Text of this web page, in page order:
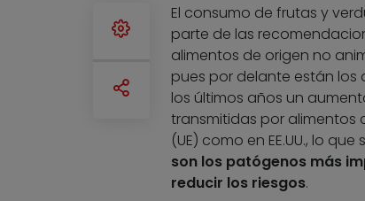
El consumo de frutas y
parte de las
alimentos de origen no
pues por delante están
los últimos años un
transmitidas por alimentos
(UE) como en EE.UU., lo
son los patógenos más
reducir los riesgos.